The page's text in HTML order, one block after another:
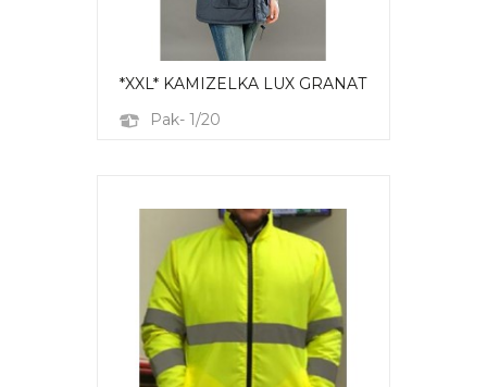
*XXL* KAMIZELKA LUX GRANAT
Pak- 1/20